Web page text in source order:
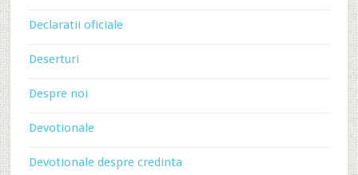
Declaratii oficiale
Deserturi
Despre noi
Devotionale
Devotionale despre credinta